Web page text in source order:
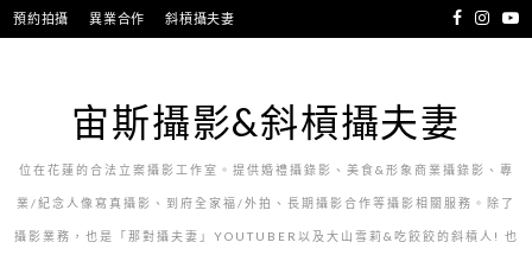
跳
至
預約拍攝 異業合作 斜槓攝夫妻
宙斯攝影&斜槓攝夫妻
位在花蓮的合法立案攝影工作室。提供婚禮攝錄影、美食&形象商業攝錄影、專
業/紀念人像寫真攝影、到府全家福/外拍、長期攝影合作等攝影相關服務。除了
攝影業務，也是「那對攝夫妻」YOUTUBER以及大山雪莉&吃餃餃的斜槓人! 也